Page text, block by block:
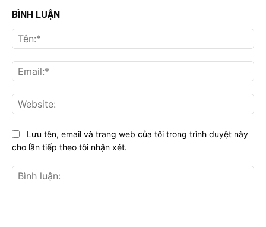
BÌNH LUẬN
Lưu tên, email và trang web của tôi trong trình duyệt này
cho lần tiếp theo tôi nhận xét.